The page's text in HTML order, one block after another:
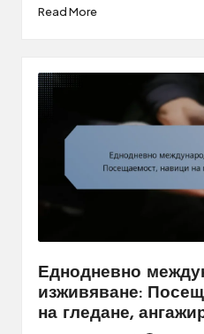
Read More
Еднодневно
изживяване:
на гледане,